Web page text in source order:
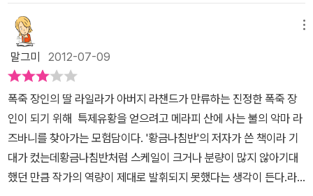
는 대신 폭죽장인들이 모인 경연대회에서 우승을 하라고 한다.그때부
터 일주일 동안 라챈드와 라일라는 밥도 먹지 않고, 폭죽을 만들게 된
다.라일라는 라즈바니가 사는 동굴에서 본 것을 토대로 연쇄 폭죽을
고안해 냈다.밤하늘의 빨간 틈새로부터 찬란하게 빛나는 빨강, 주황,
노랑색 용암이 거대한 불꽃 폭포를 이루어 쏟아져 내리는 불꽃은 라
즈바니의 동굴 속 불 양탄자처럼 퍼져 나갔다. 라즈바니가 자신의 동
굴에서 춤추듯 일렁이던 것처럼, 영원한 불의 향연 속에서 기쁨에 겨
워 소용돌이치며 발을 구르고 깔깔대고 있는 것처럼 표현해 주었다.
폭죽 경연대회에 모인 세 명의 장인들 중에서 라일라와 라챈드가 만
다는 것이지요.아무래도 그 안에 있는 유전이라는 유전인자를 속이지
못할것이고또 보고 배운것을 무시하지 못할 것입니다.그래서 부모가
그림을 잘 그리면 아이도 어느새 그림에 솜씨가 있고부모가 노래를
잘하면 아이도 노래에 관심이 많고 또 노래를 좋아하게 됩니다. 이 책
의 주인공 라일라도 마찬가지 입니다.폭죽 만들기를 하는 아빠 밑에
서 자란 라일라는 폭죽 장인이 되고 싶어합니다.하지만 아빠는 라일
라에게 그런 위험한 일을 물려주고 싶지 않습니다.아빠 라일라 아빠
가 아니더라도 우리도 그런 생각을 할 것 입니다.내가 어렵고 힘들게
하는 일을 우리 아이가 하게끔 내버려 두고 싶지는 않답니다. 라일라
는 아빠의 뜻과 달리 폭죽장인이 되기 위해서 라즈바니를 만나 세가
말그미 2012-07-09
폭죽 장인의 딸 라일라가 아버지 라챈드가 만류하는 진정한 폭죽 장
인이 되기 위해 특제유황을 얻으려고 메라피 산에 사는 불의 악마 라
즈바니를 찾아가는 모험담이다. '황금나침반'의 저자가 쓴 책이라 기
대가 컸는데황금나침반처럼 스케일이 크거나 분량이 많지 않아기대
했던 만큼 작가의 역량이 제대로 발휘되지 못했다는 생각이 든다.라